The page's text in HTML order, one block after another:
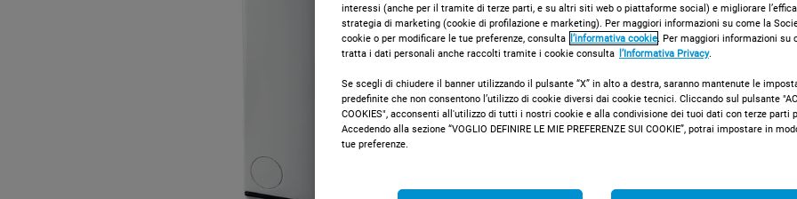
61052
Caratteristiche
libera
perfetta per
Centrifuga a
Classe
interessi (anche per il tramite di terze parti, e su altri siti web o piattaforme social) e migliorare
strategia di marketing (cookie di profilazione e marketing). Per maggiori informazioni su come la
cookie o per modificare le tue preferenze, consulta l’informativa cookie. Per maggiori informazioni su
tratta i dati personali anche raccolti tramite i cookie consulta l’Informativa Privacy.
Se scegli di chiudere il banner utilizzando il pulsante “X” in alto a destra, saranno mantenute le
predefinite che non consentono l’utilizzo di cookie diversi dai cookie tecnici. Cliccando sul pulsante
COOKIES", acconsenti all'utilizzo di tutti i nostri cookie e alla condivisione dei tuoi dati con terze parti
Accedendo alla sezione “VOGLIO DEFINIRE LE MIE PREFERENZE SUI COOKIE”, potrai impostare in
tue preferenze.